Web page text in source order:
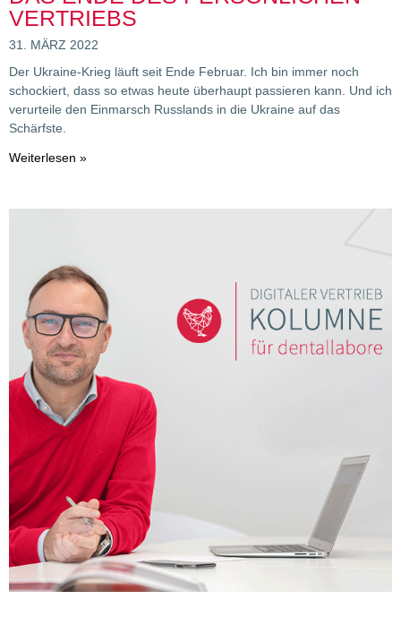
VERTRIEBS
31. MÄRZ 2022
Der Ukraine-Krieg läuft seit Ende Februar. Ich bin immer noch
schockiert, dass so etwas heute überhaupt passieren kann. Und ich
verurteile den Einmarsch Russlands in die Ukraine auf das
Schärfste.
Weiterlesen »